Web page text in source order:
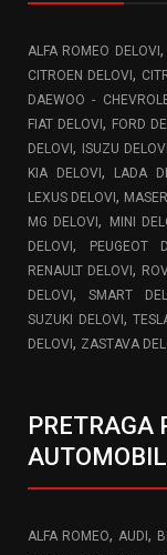
ALFA ROMEO DELOVI,
CITROEN DELOVI,
DAEWOO -
FIAT DELOVI, FORD
DELOVI, ISUZU DELOVI
KIA DELOVI, LADA
LEXUS DELOVI,
MG DELOVI, MINI
DELOVI, PEUGEOT
RENAULT DELOVI,
DELOVI,SMART
SUZUKI DELOVI,
DELOVI, ZASTAVA
PRETRAGA
ALFA ROMEO, AUDI,